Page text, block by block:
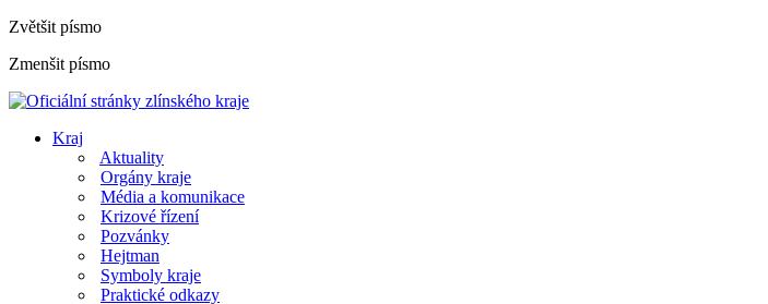
Zvětšit písmo
Zmenšit písmo
Kraj
Aktuality
Orgány kraje
Média a komunikace
Krizové řízení
Pozvánky
Hejtman
Symboly kraje
Praktické odkazy